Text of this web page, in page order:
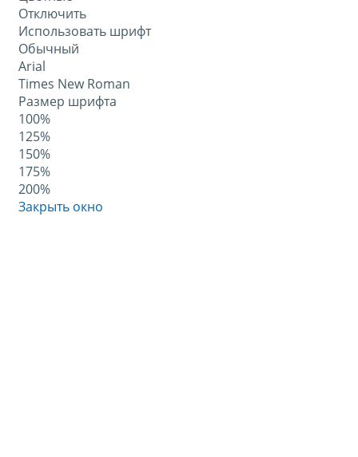
Отключить
Использовать шрифт
Обычный
Arial
Times New Roman
Размер шрифта
100%
125%
150%
175%
200%
Закрыть окно